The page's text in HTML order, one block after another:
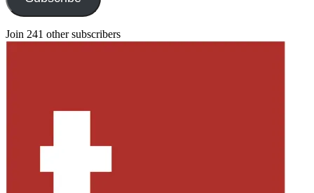
Join 241 other subscribers